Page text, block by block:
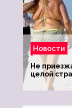
Новости
Не
целой
туристки